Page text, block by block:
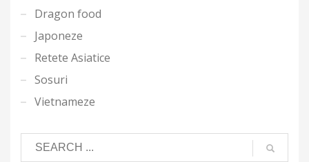
Dragon food
Japoneze
Retete Asiatice
Sosuri
Vietnameze